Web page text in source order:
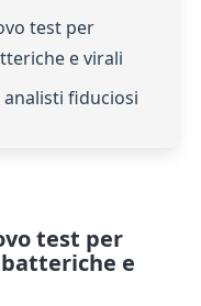
test per
e virali
fiduciosi
test per
e